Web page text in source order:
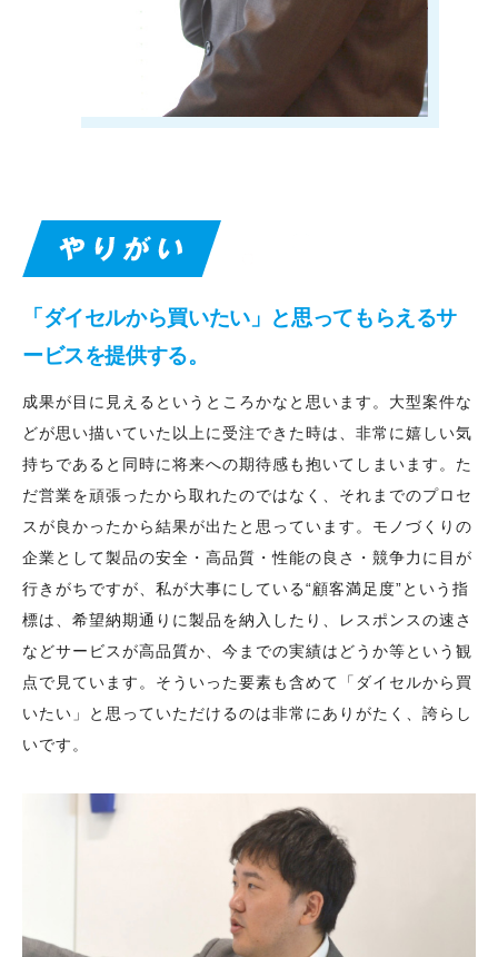
「ダイセルから買いたい」と思ってもらえるサ
ービスを提供する。
成果が目に見えるというところかなと思います。大型案件な
どが思い描いていた以上に受注できた時は、非常に嬉しい気
持ちであると同時に将来への期待感も抱いてしまいます。た
だ営業を頑張ったから取れたのではなく、それまでのプロセ
スが良かったから結果が出たと思っています。モノづくりの
企業として製品の安全・高品質・性能の良さ・競争力に目が
行きがちですが、私が大事にしている“顧客満足度”という指
標は、希望納期通りに製品を納入したり、レスポンスの速さ
などサービスが高品質か、今までの実績はどうか等という観
点で見ています。そういった要素も含めて「ダイセルから買
いたい」と思っていただけるのは非常にありがたく、誇らし
いです。